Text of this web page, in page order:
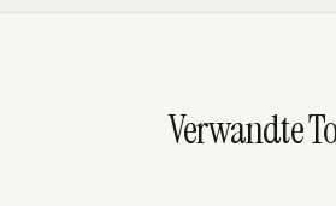
Verwandte